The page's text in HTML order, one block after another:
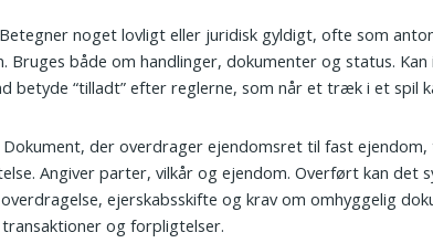
noget lovligt eller juridisk gyldigt, ofte som
Bruges både om handlinger, dokumenter og status. Kan
betyde “tilladt” efter reglerne, som når et træk i et spil
Dokument, der overdrager ejendomsret til fast
Angiver parter, vilkår og ejendom. Overført kan det
ejerskabsskifte og krav om omhyggelig
og forpligtelser.